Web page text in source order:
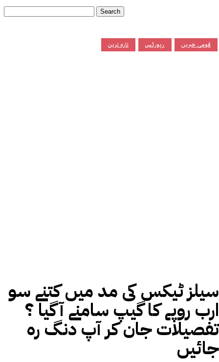
تازہ ترین رپورٹس قومی خبریں
سیلز ٹیکس کی مد میں کتنے سو
ارب روپے کا گیپ سامنے آگیا ؟
تفصیلات جان کر آپ دنگ رہ
جائیں